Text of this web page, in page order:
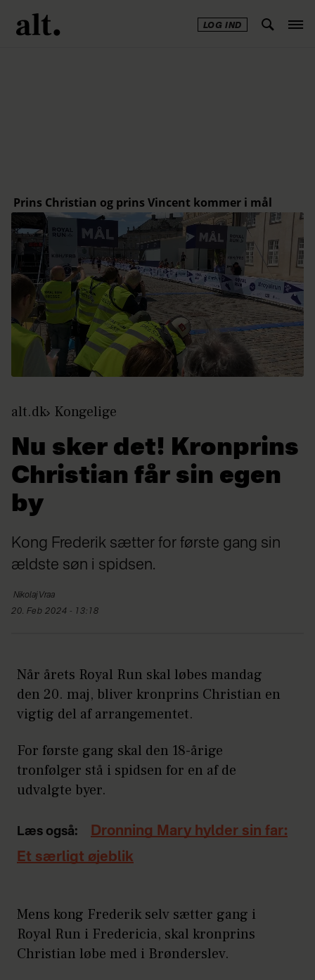
LOG IND
alt.dk Kongelige
Nu sker det! Kronprins
Christian får sin egen
by
Kong Frederik sætter for første gang sin
ældste søn i spidsen.
Nikolaj Vraa
20. Feb 2024 - 13:18
Når årets Royal Run skal løbes mandag
den 20. maj, bliver kronprins Christian en
vigtig del af arrangementet.
For første gang skal den 18-årige
tronfølger stå i spidsen for en af de
udvalgte byer.
Læs også:
Dronning Mary hylder sin far:
Et særligt øjeblik
Mens kong Frederik selv sætter gang i
Royal Run i Fredericia, skal kronprins
Christian løbe med i Brønderslev.